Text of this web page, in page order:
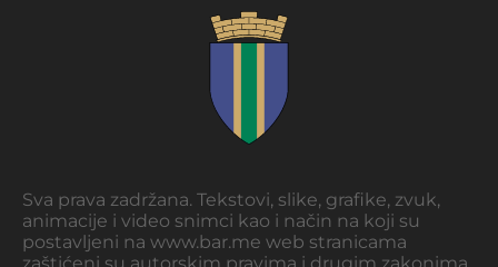
Sva prava zadržana. Tekstovi, slike, grafike, zvuk,
animacije i video snimci kao i način na koji su
postavljeni na www.bar.me web stranicama